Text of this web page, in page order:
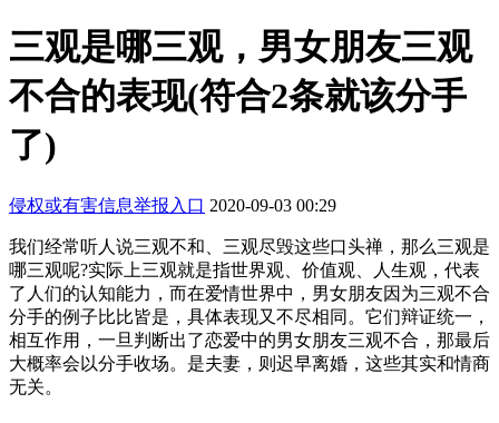
三观是哪三观，男女朋友三观
不合的表现(符合2条就该分手
了)
侵权或有害信息举报入口 2020-09-03 00:29
我们经常听人说三观不和、三观尽毁这些口头禅，那么三观是
哪三观呢?实际上三观就是指世界观、价值观、人生观，代表
了人们的认知能力，而在爱情世界中，男女朋友因为三观不合
分手的例子比比皆是，具体表现又不尽相同。它们辩证统一，
相互作用，一旦判断出了恋爱中的男女朋友三观不合，那最后
大概率会以分手收场。是夫妻，则迟早离婚，这些其实和情商
无关。